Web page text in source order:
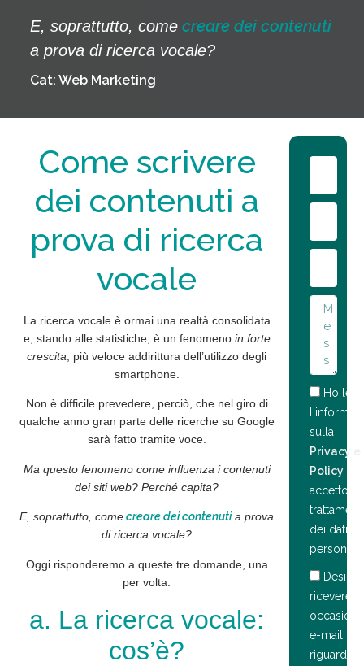
E, soprattutto, come creare dei contenuti
a prova di ricerca vocale?
Cat:Web Marketing
Come scrivere
dei contenuti a
prova di ricerca
vocale
La ricerca vocale è ormai una realtà consolidata
e, stando alle statistiche, è un fenomeno in forte
crescita , più veloce addirittura dell’utilizzo degli
smartphone.
Non è difficile prevedere, perciò, che nel giro di
qualche anno gran parte delle ricerchesu Google
sarà fatto tramitevoce.
Ma questo fenomeno come influenza i contenuti
dei siti web? Perché capita?
E, soprattutto, comecreare dei contenutia prova
di ricerca vocale?
Oggi risponderemo a queste tre domande, una
per volta
a. La ricerca vocale:
cos’è?
Ho
sulla
Privacy e
Policye
accetto il
dei dati
personali.
ricevere
e-mail
riguardanti